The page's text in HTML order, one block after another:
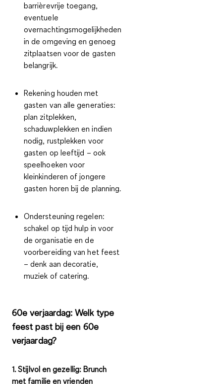
barrièrevrije toegang,
eventuele
overnachtingsmogelijkheden
in de omgeving en genoeg
zitplaatsen voor de gasten
belangrijk.
Rekening houden met
gasten van alle generaties:
plan zitplekken,
schaduwplekken en indien
nodig, rustplekken voor
gasten op leeftijd – ook
speelhoeken voor
kleinkinderen of jongere
gasten horen bij de planning.
Ondersteuning regelen:
schakel op tijd hulp in voor
de organisatie en de
voorbereiding van het feest
– denk aan decoratie,
muziek of catering.
60e verjaardag: Welk type
feest past bij een 60e
verjaardag?
1. Stijlvol en gezellig: Brunch
met familie en vrienden